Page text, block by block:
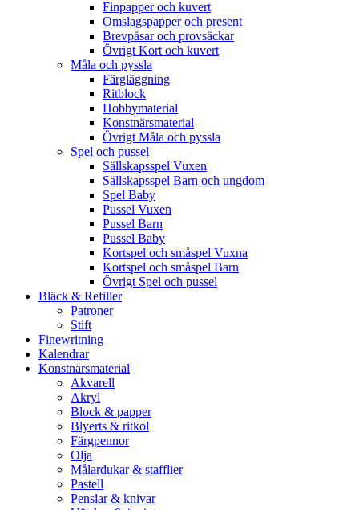
Finpapper och kuvert
Omslagspapper och present
Brevpåsar och provsäckar
Övrigt Kort och kuvert
Måla och pyssla
Färgläggning
Ritblock
Hobbymaterial
Konstnärsmaterial
Övrigt Måla och pyssla
Spel och pussel
Sällskapsspel Vuxen
Sällskapsspel Barn och ungdom
Spel Baby
Pussel Vuxen
Pussel Barn
Pussel Baby
Kortspel och småspel Vuxna
Kortspel och småspel Barn
Övrigt Spel och pussel
Bläck & Refiller
Patroner
Stift
Finewritning
Kalendrar
Konstnärsmaterial
Akvarell
Akryl
Block & papper
Blyerts & ritkol
Färgpennor
Olja
Målardukar & stafflier
Pastell
Penslar & knivar